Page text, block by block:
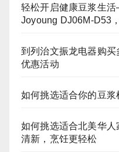
轻松开启健康豆浆生
Joyoung DJ06M‑D53
到列治文振龙电器购
优惠活动
如何挑选适合你的豆浆
如何挑选适合北美华
清新，烹饪更轻松